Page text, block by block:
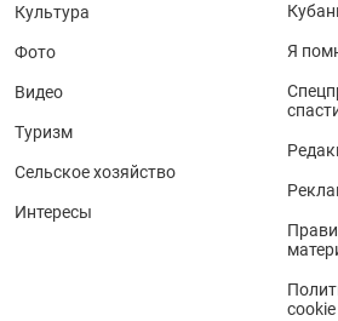
Культура
Фото
Видео
Туризм
Сельское хозяйство
Интересы
Я